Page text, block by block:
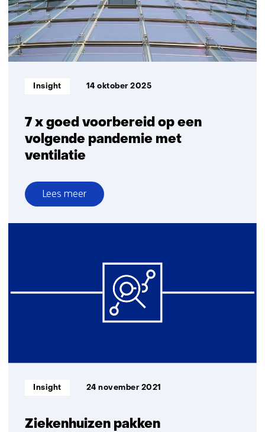
data
naar
bouwen
voor
7 x goed voorbereid op een
volgende pandemie met
ventilatie
Informatietype:
Insight 14 oktober 2025
Lees meer
over
7
een
Ziekenhuizen pakken
Informatietype:
Insight 24 november 2021